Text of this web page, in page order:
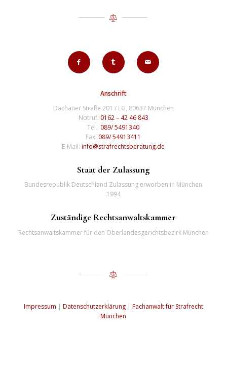
Anschrift
Dachauer Straße 201 / EG, 80637 München
Notruf: 0162 – 42 46 843
Tel.: 089/ 5491340
Fax: 089/ 54913411
E-Mail:info@strafrechtsberatung.de
Staat der Zulassung
Bundesrepublik Deutschland Zulassung erworben in München
1994
Zuständige Rechtsanwaltskammer
Rechtsanwaltskammer für den Oberlandesgerichtsbezirk München
Impressum | Datenschutzerklärung| Fachanwalt für Strafrecht
München